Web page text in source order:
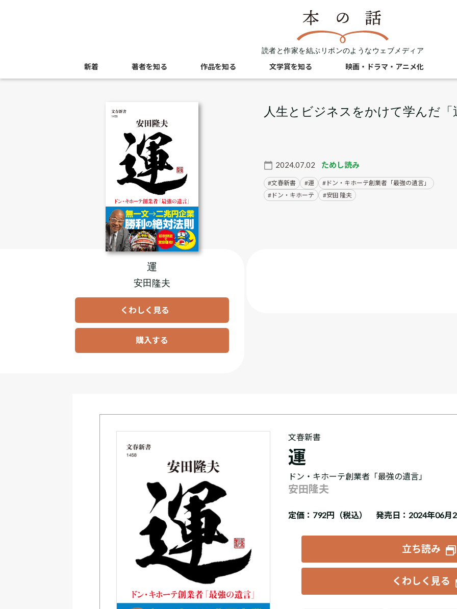
読者と作家を結ぶリボンのようなウェブメディア
新着 著者を知る 作品を知る 文学賞を知る 映画・ドラマ・アニメ化
人生とビジネスをかけて学んだ「
2024.07.02 ためし読み
文春新書 運
ドン・キホーテ創業者「最強の遺言」
ドン・キホーテ
安田 隆夫
運
安田隆夫
くわしく見る
購入する
文春新書
運
ドン・キホーテ創業者「最強の遺言」
安田隆夫
定価： 792円（税込） 発売日：2024年06月
立ち読み
くわしく見る